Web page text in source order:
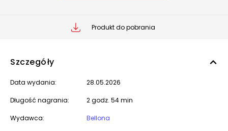
Produkt do pobrania
Szczegóły
Data wydania: 28.05.2026
Długość nagrania: 2 godz. 54 min
Wydawca: Bellona